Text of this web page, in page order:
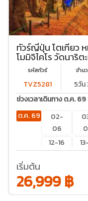
ทัวร์ญี่ปุ่น โตเกียว ห
โมมิจิไคโร วัดนาริ
รหัสทัวร์
TVZ5281
จำน
5วัน
ช่วงเวลาเดินทาง ต.ค.
ต.ค. 69
02-
06
12-16
31-04
เริ่มต้น
26,999 ฿